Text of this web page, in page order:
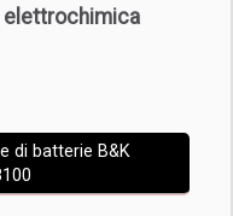
di batterie B&K